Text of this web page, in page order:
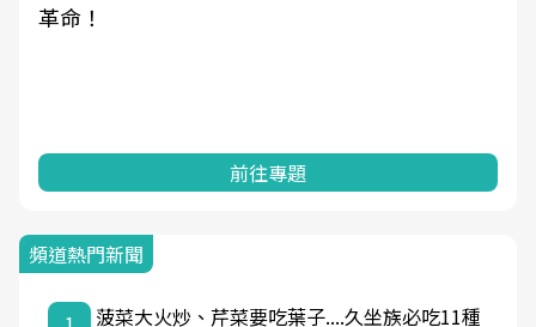
知，進而引導實際的改善行動。
前往專題
頻道熱門新聞
菠菜大火炒、芹菜要吃葉子....久坐族必吃11種